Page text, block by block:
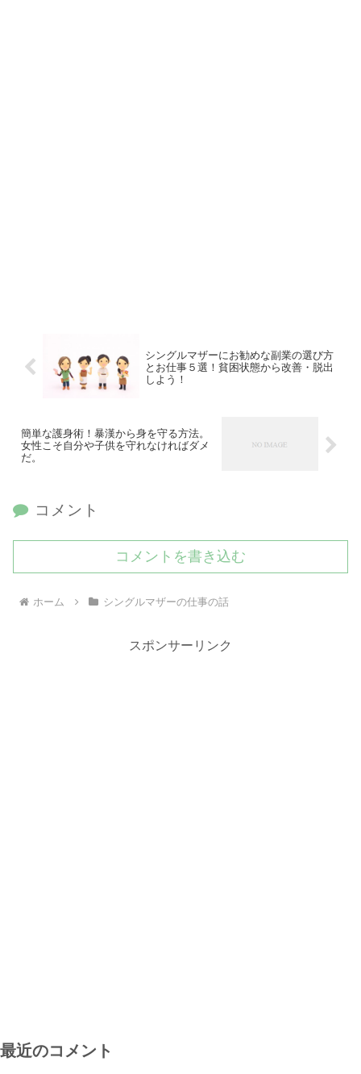
シングルマザーにお勧めな副業の選び方
とお仕事５選！貧困状態から改善・脱出
しよう！
簡単な護身術！暴漢から身を守る方法。
女性こそ自分や子供を守れなければダメ
だ。
コメント
コメントを書き込む
ホーム シングルマザーの仕事の話
スポンサーリンク
最近のコメント